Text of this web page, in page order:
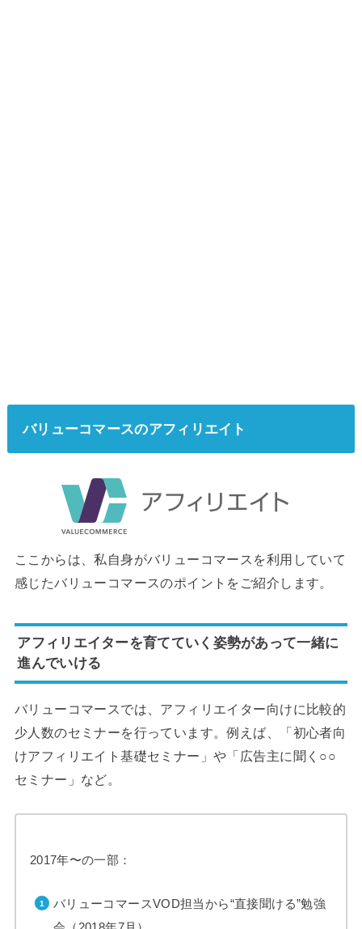
バリューコマースのアフィリエイト
ここからは、私自身がバリューコマースを利用していて
感じたバリューコマースのポイントをご紹介します。
アフィリエイターを育てていく姿勢があって一緒に
進んでいける
バリューコマースでは、アフィリエイター向けに比較的
少人数のセミナーを行っています。例えば、「初心者向
けアフィリエイト基礎セミナー」や「広告主に聞く○○
セミナー」など。
2017年〜の一部：
バリューコマースVOD担当から“直接聞ける”勉強